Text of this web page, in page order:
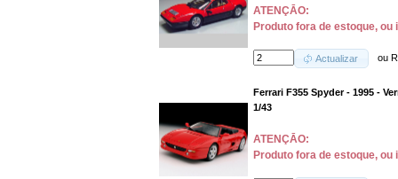
ATENÇĀO:
Produto fora de estoque, ou
Actualizar ou
Ferrari F355 Spyder - 1995 -
1/43
ATENÇĀO:
Produto fora de estoque, ou